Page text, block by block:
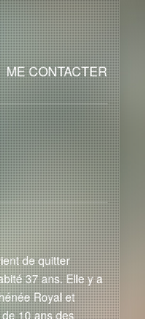
ME CONTACTER
de quitter
37 ans. Elle y a
Royal et
10 ans des